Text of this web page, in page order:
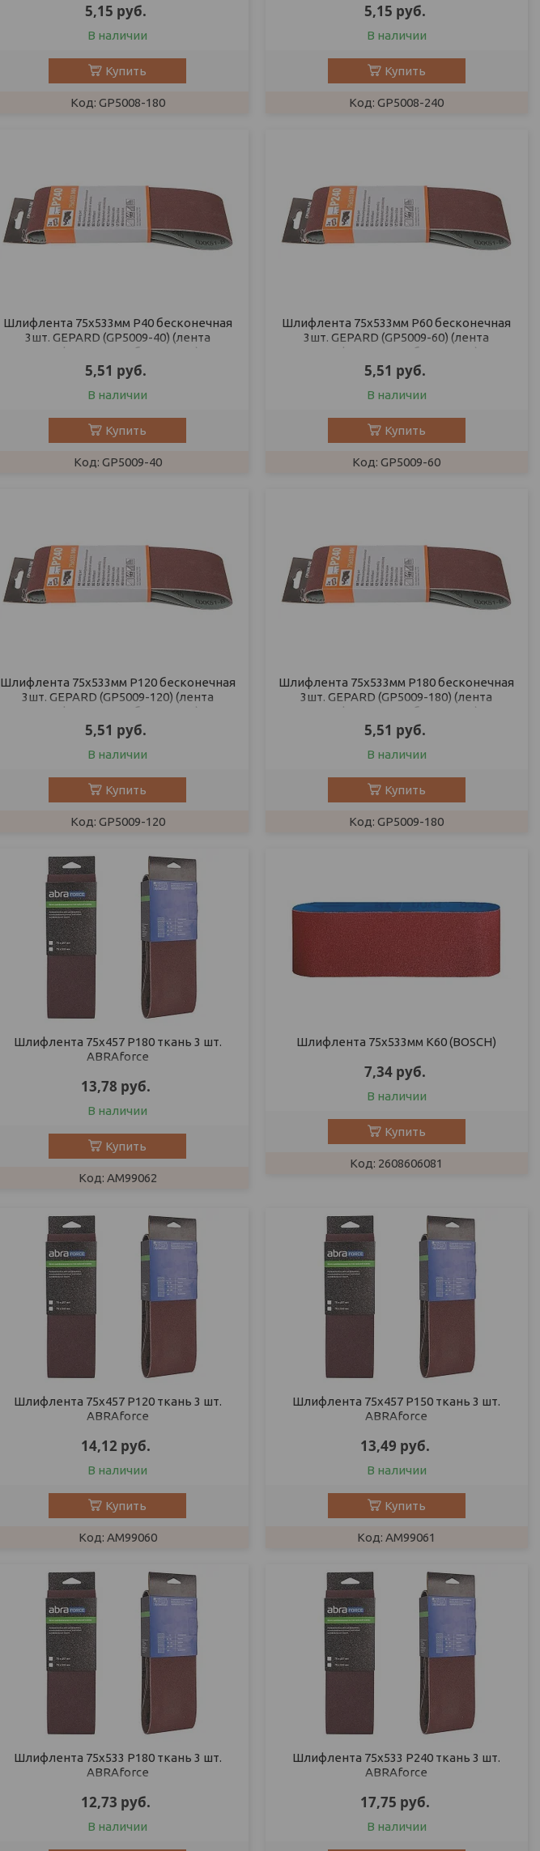
5,15 руб.
В наличии
Купить
GP5008-180
5,15 руб.
В наличии
Купить
GP5008-240
Шлифлента 75х533мм Р40 бесконечная
3шт. GEPARD (GP5009-40) (лента
шлифовальная абразивная)
5,51 руб.
В наличии
Купить
GP5009-40
Шлифлента 75х533мм Р60 бесконечная
3шт. GEPARD (GP5009-60) (лента
шлифовальная абразивная)
5,51 руб.
В наличии
Купить
GP5009-60
Шлифлента 75х533мм Р120 бесконечная
3шт. GEPARD (GP5009-120) (лента
шлифовальная абразивная)
5,51 руб.
В наличии
Купить
GP5009-120
Шлифлента 75х533мм Р180 бесконечная
3шт. GEPARD (GP5009-180) (лента
шлифовальная абразивная)
5,51 руб.
В наличии
Купить
GP5009-180
Шлифлента 75х457 P180 ткань 3 шт.
ABRAforce
13,78 руб.
В наличии
Купить
AM99062
Шлифлента 75х533мм К60 (BOSCH)
7,34 руб.
В наличии
Купить
2608606081
Шлифлента 75х457 P120 ткань 3 шт.
ABRAforce
14,12 руб.
В наличии
Купить
AM99060
Шлифлента 75х457 P150 ткань 3 шт.
ABRAforce
13,49 руб.
В наличии
Купить
AM99061
Шлифлента 75х533 P180 ткань 3 шт.
ABRAforce
12,73 руб.
В наличии
Шлифлента 75х533 P240 ткань 3 шт.
ABRAforce
17,75 руб.
В наличии